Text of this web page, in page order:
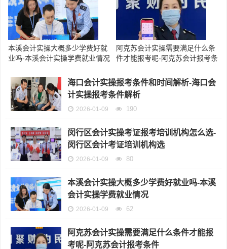
本溪会计实操大概多少学费好就
业吗-本溪会计实操学费就业情况
阿克苏会计实操需要满足什么条
件才能报考呢-阿克苏会计报考条
海口会计实操报考条件和时间解析-海口会
计实操报考条件解析
2026-01-09 190
闵行区会计实操考证报考培训机构怎么选-
闵行区会计考证培训机构选
2026-01-09 80
本溪会计实操大概多少学费好就业吗-本溪
会计实操学费就业情况
2026-01-09 62
阿克苏会计实操需要满足什么条件才能报
考呢-阿克苏会计报考条件